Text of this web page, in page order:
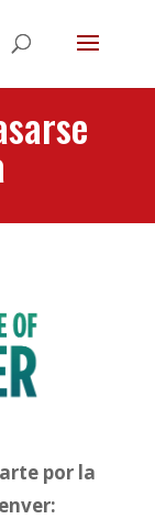
por la